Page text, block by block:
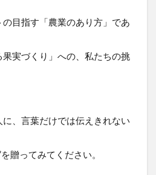
目指す「農業のあり方」であ
果実づくり」への、私たちの挑
、言葉だけでは伝えきれない
贈ってみてください。